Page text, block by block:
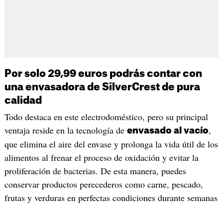
Por solo 29,99 euros podrás contar con
una envasadora de SilverCrest de pura
calidad
Todo destaca en este electrodoméstico, pero su principal
ventaja reside en la tecnología de envasado al vacío,
que elimina el aire del envase y prolonga la vida útil de los
alimentos al frenar el proceso de oxidación y evitar la
proliferación de bacterias. De esta manera, puedes
conservar productos perecederos como carne, pescado,
frutas y verduras en perfectas condiciones durante semanas